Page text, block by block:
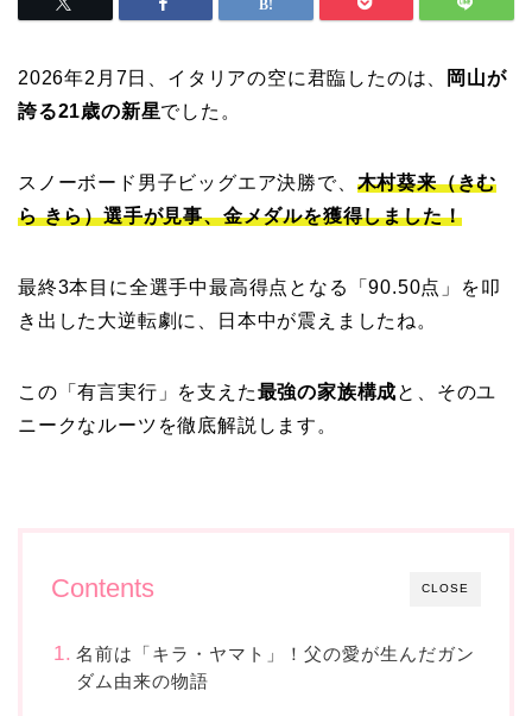
2026年2月7日、イタリアの空に君臨したのは、
岡山が
誇る21歳の新星でした。
スノーボード男子ビッグエア決勝で、 木村葵来（きむ
ら きら）選手が見事、金メダルを獲得しました！
最終3本目に全選手中最高得点となる「90.50点」を叩
き出した大逆転劇に、日本中が震えましたね。
この「有言実行」を支えた最強の家族構成と、そのユ
ニークなルーツを徹底解説します。
CLOSE
Contents
名前は「キラ・ヤマト」！父の愛が生んだガン
ダム由来の物語